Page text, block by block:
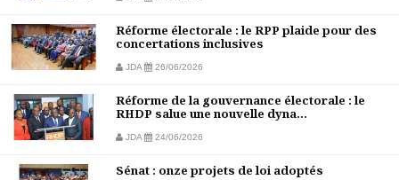
Réforme électorale : le RPP plaide pour des
concertations inclusives
JDA 26/06/2026
Réforme de la gouvernance électorale : le
RHDP salue une nouvelle dyna...
JDA 24/06/2026
Sénat : onze projets de loi adoptés